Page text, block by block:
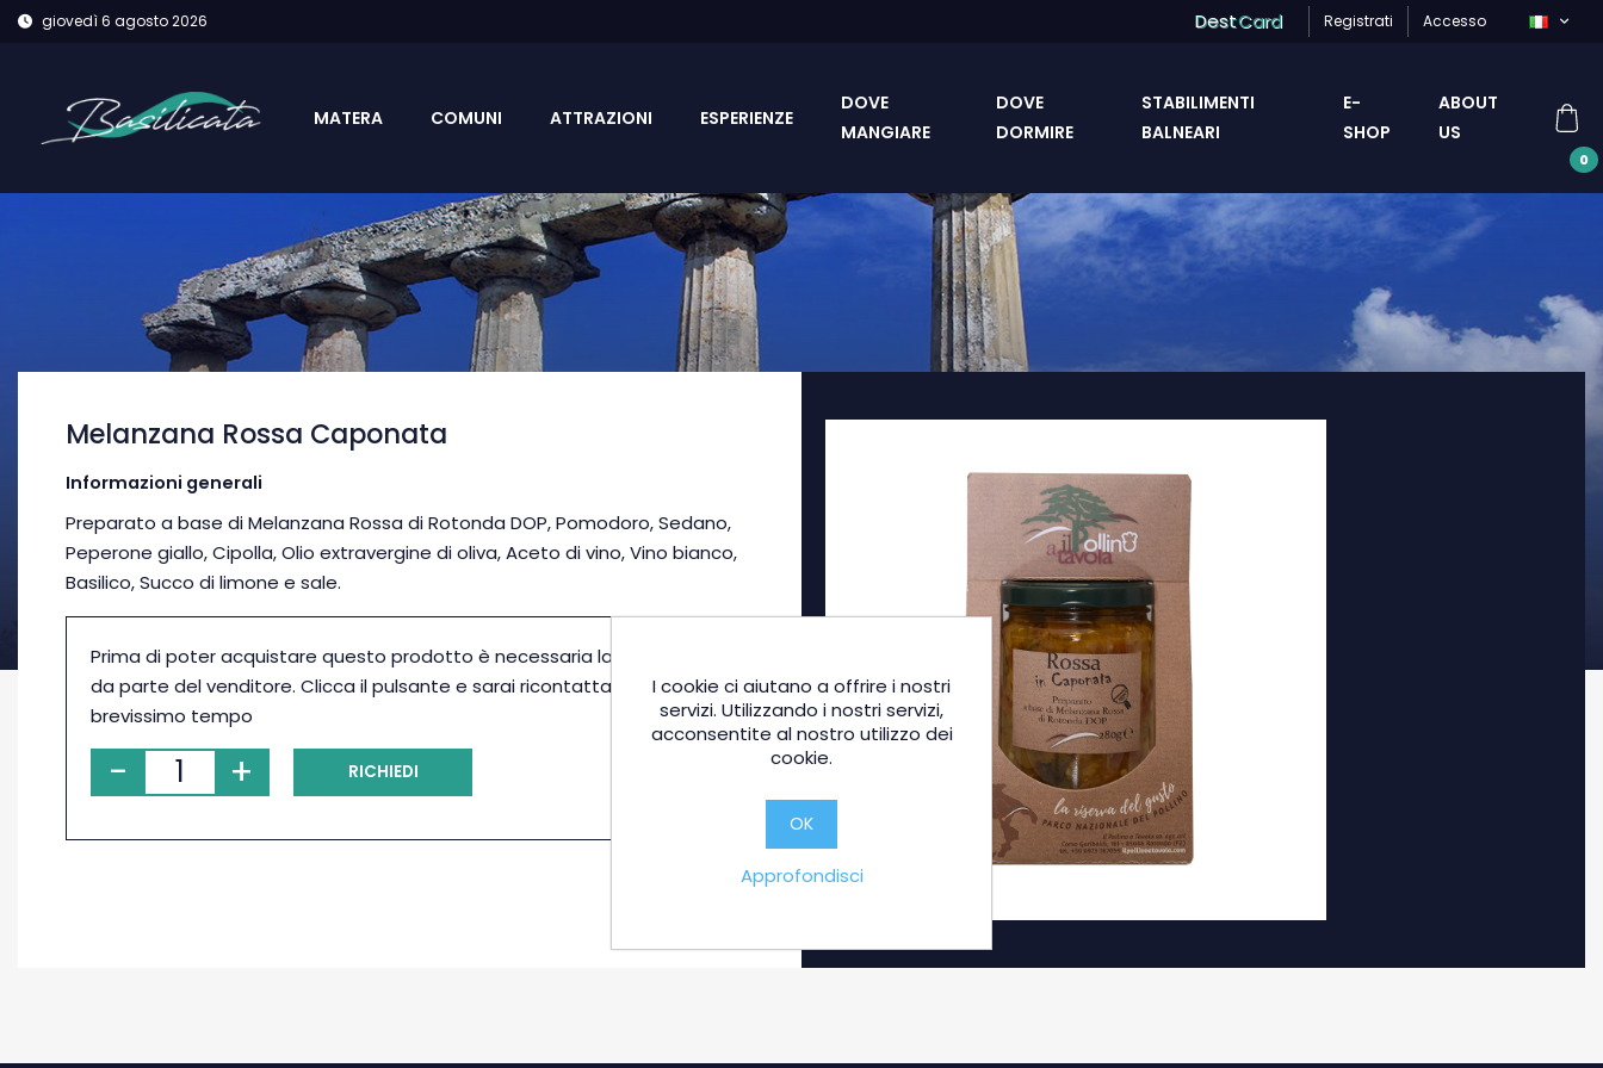
giovedì 6 agosto 2026 DestCard Registrati Accesso
MATERA COMUNI ATTRAZIONI ESPERIENZE
DOVE
MANGIARE
DOVE
DORMIRE
STABILIMENTI
BALNEARI
E-
SHOP
ABOUT
US
0
Melanzana Rossa Caponata
Informazioni generali
Preparato a base di Melanzana Rossa di Rotonda DOP, Pomodoro, Sedano,
Peperone giallo, Cipolla, Olio extravergine di oliva, Aceto di vino, Vino bianco,
Basilico, Succo di limone e sale.
Prima di poter acquistare questo prodotto è necessaria la conferma
da parte del venditore. Clicca il pulsante e sarai ricontattato in
brevissimo tempo
- + RICHIEDI
I cookie ci aiutano a offrire i nostri
servizi. Utilizzando i nostri servizi,
acconsentite al nostro utilizzo dei
cookie.
OK
Approfondisci